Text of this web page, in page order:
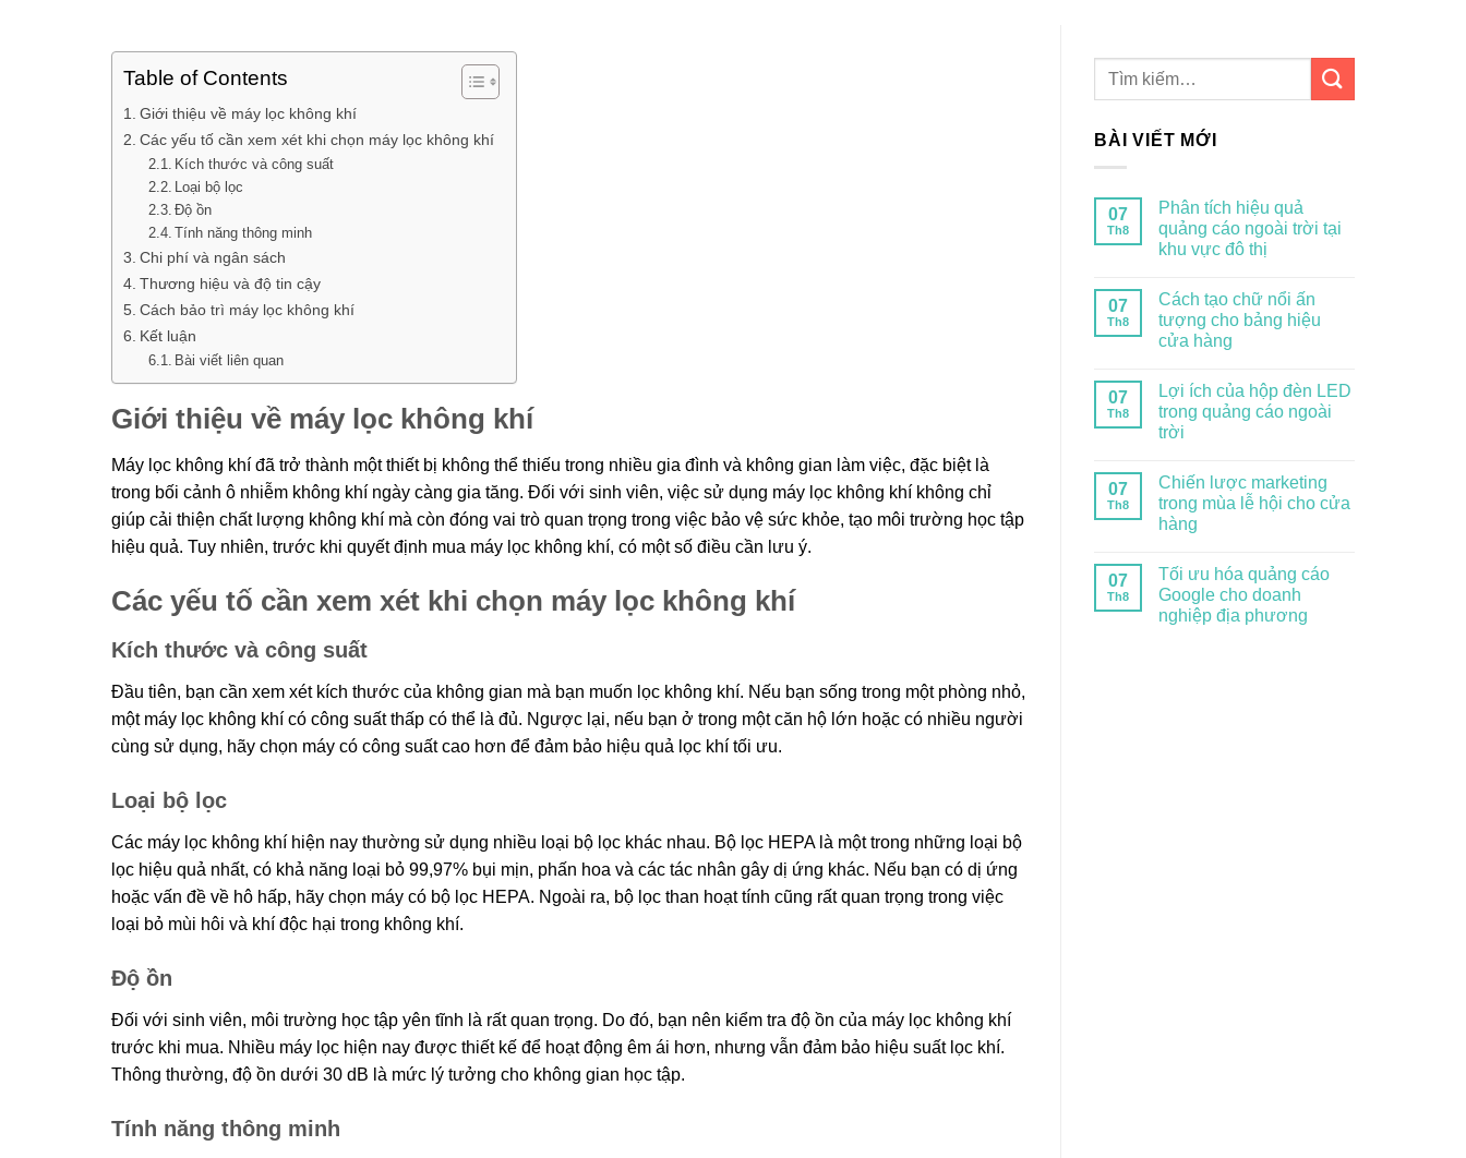
Table of Contents
Giới thiệu về máy lọc không khí
Các yếu tố cần xem xét khi chọn máy lọc không khí
Kích thước và công suất
Loại bộ lọc
Độ ồn
Tính năng thông minh
Chi phí và ngân sách
Thương hiệu và độ tin cậy
Cách bảo trì máy lọc không khí
Kết luận
Bài viết liên quan
Giới thiệu về máy lọc không khí
Máy lọc không khí đã trở thành một thiết bị không thể thiếu trong nhiều gia đình và không gian làm việc, đặc biệt là
trong bối cảnh ô nhiễm không khí ngày càng gia tăng. Đối với sinh viên, việc sử dụng máy lọc không khí không chỉ
giúp cải thiện chất lượng không khí mà còn đóng vai trò quan trọng trong việc bảo vệ sức khỏe, tạo môi trường học tập
hiệu quả. Tuy nhiên, trước khi quyết định mua máy lọc không khí, có một số điều cần lưu ý.
Các yếu tố cần xem xét khi chọn máy lọc không khí
Kích thước và công suất
Đầu tiên, bạn cần xem xét kích thước của không gian mà bạn muốn lọc không khí. Nếu bạn sống trong một phòng nhỏ,
một máy lọc không khí có công suất thấp có thể là đủ. Ngược lại, nếu bạn ở trong một căn hộ lớn hoặc có nhiều người
cùng sử dụng, hãy chọn máy có công suất cao hơn để đảm bảo hiệu quả lọc khí tối ưu.
Loại bộ lọc
Các máy lọc không khí hiện nay thường sử dụng nhiều loại bộ lọc khác nhau. Bộ lọc HEPA là một trong những loại bộ
lọc hiệu quả nhất, có khả năng loại bỏ 99,97% bụi mịn, phấn hoa và các tác nhân gây dị ứng khác. Nếu bạn có dị ứng
hoặc vấn đề về hô hấp, hãy chọn máy có bộ lọc HEPA. Ngoài ra, bộ lọc than hoạt tính cũng rất quan trọng trong việc
loại bỏ mùi hôi và khí độc hại trong không khí.
Độ ồn
Đối với sinh viên, môi trường học tập yên tĩnh là rất quan trọng. Do đó, bạn nên kiểm tra độ ồn của máy lọc không khí
trước khi mua. Nhiều máy lọc hiện nay được thiết kế để hoạt động êm ái hơn, nhưng vẫn đảm bảo hiệu suất lọc khí.
Thông thường, độ ồn dưới 30 dB là mức lý tưởng cho không gian học tập.
Tính năng thông minh
BÀI VIẾT MỚI
07
Th8
Phân tích hiệu quả
quảng cáo ngoài trời tại
khu vực đô thị
07
Th8
Cách tạo chữ nổi ấn
tượng cho bảng hiệu
cửa hàng
07
Th8
Lợi ích của hộp đèn LED
trong quảng cáo ngoài
trời
07
Th8
Chiến lược marketing
trong mùa lễ hội cho cửa
hàng
07
Th8
Tối ưu hóa quảng cáo
Google cho doanh
nghiệp địa phương